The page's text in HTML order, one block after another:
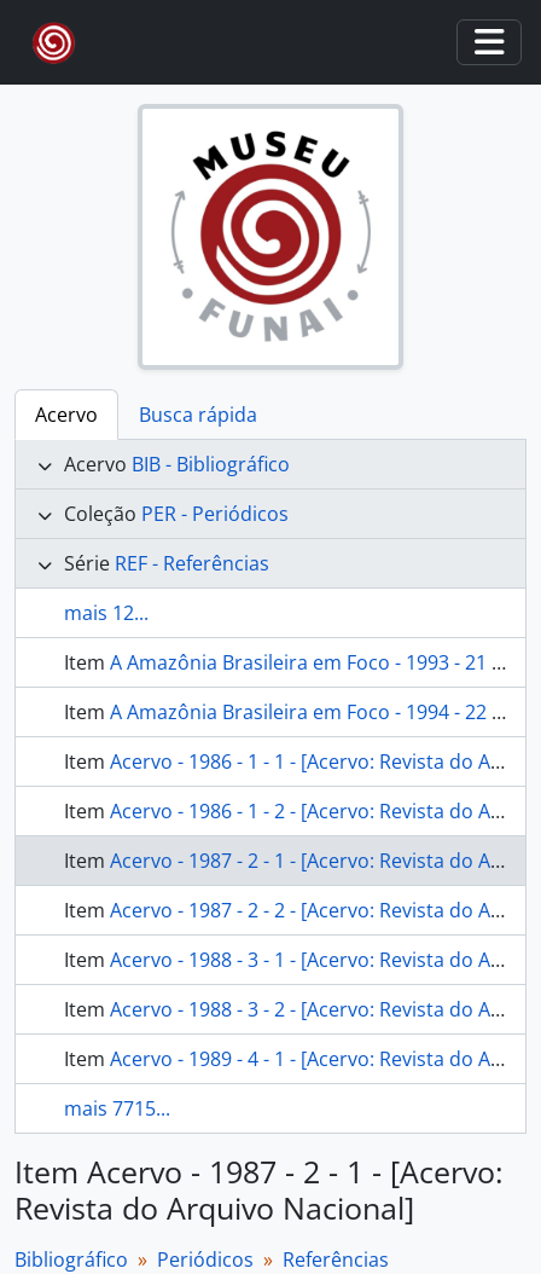
Skip to main content
Acervo
Busca rápida
Acervo BIB - Bibliográfico
Coleção PER - Periódicos
Série REF - Referências
mais 12...
Item A Amazônia Brasileira em Foco - 1993 - 21 - [A Amazônia Brasileira em Foco]
Item A Amazônia Brasileira em Foco - 1994 - 22 - [A Amazônia Brasileira em Foco]
Item Acervo - 1986 - 1 - 1 - [Acervo: Revista do Arquivo Nacional]
Item Acervo - 1986 - 1 - 2 - [Acervo: Revista do Arquivo Nacional]
Item Acervo - 1987 - 2 - 1 - [Acervo: Revista do Arquivo Nacional]
Item Acervo - 1987 - 2 - 2 - [Acervo: Revista do Arquivo Nacional]
Item Acervo - 1988 - 3 - 1 - [Acervo: Revista do Arquivo Nacional]
Item Acervo - 1988 - 3 - 2 - [Acervo: Revista do Arquivo Nacional]
Item Acervo - 1989 - 4 - 1 - [Acervo: Revista do Arquivo Nacional Inconfidência Mineira]
mais 7715...
Item Acervo - 1987 - 2 - 1 - [Acervo:
Revista do Arquivo Nacional]
Bibliográfico Periódicos
Referências